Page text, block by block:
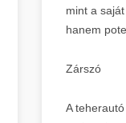
mint a
hanem
Zárszó
A